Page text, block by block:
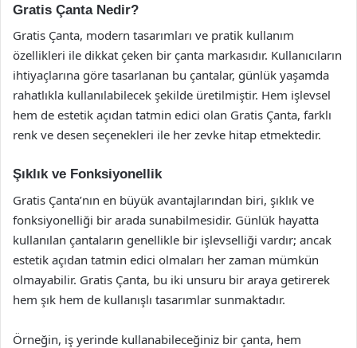
Gratis Çanta Nedir?
Gratis Çanta, modern tasarımları ve pratik kullanım
özellikleri ile dikkat çeken bir çanta markasıdır. Kullanıcıların
ihtiyaçlarına göre tasarlanan bu çantalar, günlük yaşamda
rahatlıkla kullanılabilecek şekilde üretilmiştir. Hem işlevsel
hem de estetik açıdan tatmin edici olan Gratis Çanta, farklı
renk ve desen seçenekleri ile her zevke hitap etmektedir.
Şıklık ve Fonksiyonellik
Gratis Çanta’nın en büyük avantajlarından biri, şıklık ve
fonksiyonelliği bir arada sunabilmesidir. Günlük hayatta
kullanılan çantaların genellikle bir işlevselliği vardır; ancak
estetik açıdan tatmin edici olmaları her zaman mümkün
olmayabilir. Gratis Çanta, bu iki unsuru bir araya getirerek
hem şık hem de kullanışlı tasarımlar sunmaktadır.
Örneğin, iş yerinde kullanabileceğiniz bir çanta, hem